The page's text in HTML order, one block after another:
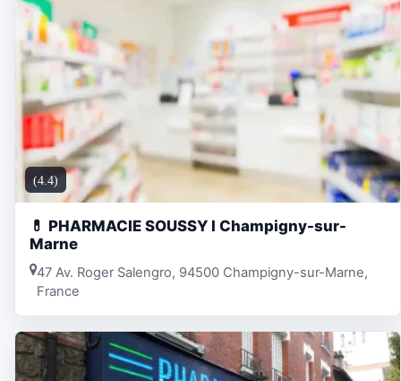
(4.4)
💊 PHARMACIE SOUSSY l Champigny-sur-
Marne
47 Av. Roger Salengro, 94500 Champigny-sur-Marne,
France